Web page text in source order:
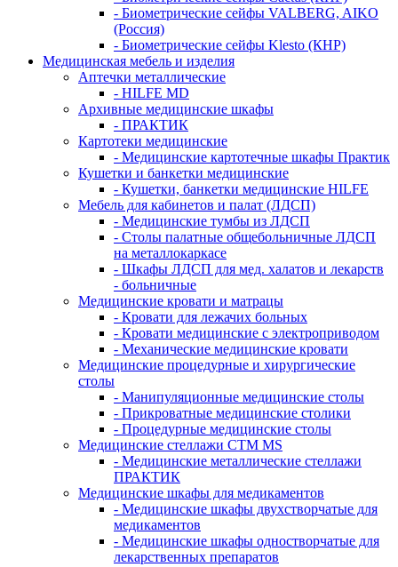
- Биометрические сейфы VALBERG, AIKO
(Россия)
- Биометрические сейфы Klesto (КНР)
Медицинская мебель и изделия
Аптечки металлические
- HILFE MD
Архивные медицинские шкафы
- ПРАКТИК
Картотеки медицинские
- Медицинские картотечные шкафы Практик
Кушетки и банкетки медицинские
- Кушетки, банкетки медицинские HILFE
Мебель для кабинетов и палат (ЛДСП)
- Медицинские тумбы из ЛДСП
- Столы палатные общебольничные ЛДСП
на металлокаркасе
- Шкафы ЛДСП для мед. халатов и лекарств
- больничные
Медицинские кровати и матрацы
- Кровати для лежачих больных
- Кровати медицинские с электроприводом
- Механические медицинские кровати
Медицинские процедурные и хирургические
столы
- Манипуляционные медицинские столы
- Прикроватные медицинские столики
- Процедурные медицинские столы
Медицинские стеллажи CTM MS
- Медицинские металлические стеллажи
ПРАКТИК
Медицинские шкафы для медикаментов
- Медицинские шкафы двухстворчатые для
медикаментов
- Медицинские шкафы одностворчатые для
лекарственных препаратов